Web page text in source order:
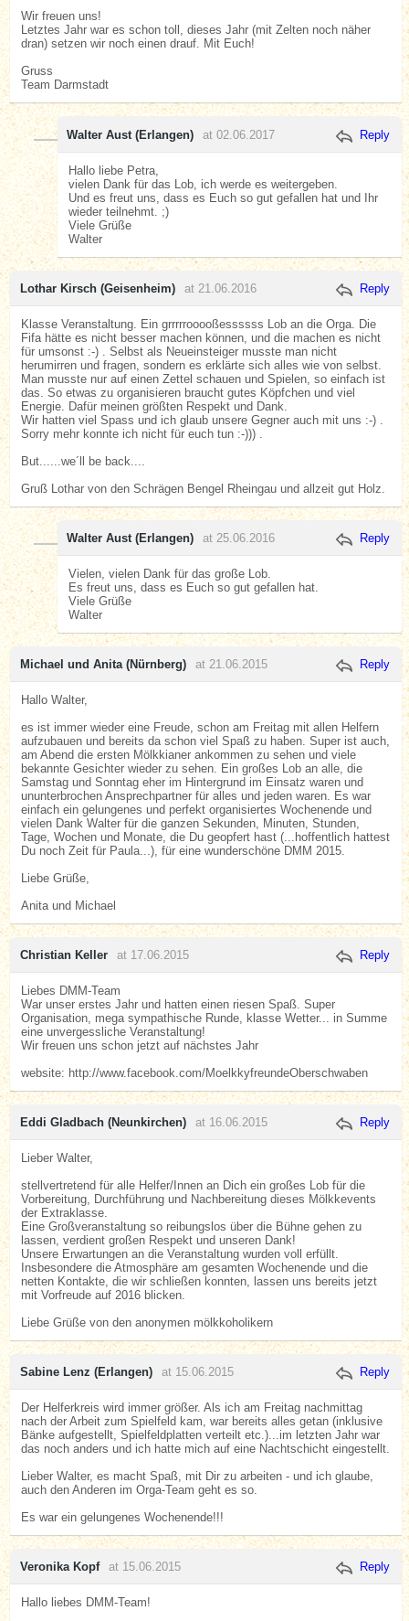
Wir freuen uns!
Letztes Jahr war es schon toll, dieses Jahr (mit Zelten noch näher
dran) setzen wir noch einen drauf. Mit Euch!
Gruss
Team Darmstadt
Walter Aust (Erlangen) at 02.06.2017 Reply
Hallo liebe Petra,
vielen Dank für das Lob, ich werde es weitergeben.
Und es freut uns, dass es Euch so gut gefallen hat und Ihr
wieder teilnehmt. ;)
Viele Grüße
Walter
Lothar Kirsch (Geisenheim) at 21.06.2016 Reply
Klasse Veranstaltung. Ein grrrrrooooßessssss Lob an die Orga. Die
Fifa hätte es nicht besser machen können, und die machen es nicht
für umsonst :-) . Selbst als Neueinsteiger musste man nicht
herumirren und fragen, sondern es erklärte sich alles wie von selbst.
Man musste nur auf einen Zettel schauen und Spielen, so einfach ist
das. So etwas zu organisieren braucht gutes Köpfchen und viel
Energie. Dafür meinen größten Respekt und Dank.
Wir hatten viel Spass und ich glaub unsere Gegner auch mit uns :-) .
Sorry mehr konnte ich nicht für euch tun :-))) .
But......we´ll be back....
Gruß Lothar von den Schrägen Bengel Rheingau und allzeit gut Holz.
Walter Aust (Erlangen) at 25.06.2016 Reply
Vielen, vielen Dank für das große Lob.
Es freut uns, dass es Euch so gut gefallen hat.
Viele Grüße
Walter
Michael und Anita (Nürnberg) at 21.06.2015 Reply
Hallo Walter,
es ist immer wieder eine Freude, schon am Freitag mit allen Helfern
aufzubauen und bereits da schon viel Spaß zu haben. Super ist auch,
am Abend die ersten Mölkkianer ankommen zu sehen und viele
bekannte Gesichter wieder zu sehen. Ein großes Lob an alle, die
Samstag und Sonntag eher im Hintergrund im Einsatz waren und
ununterbrochen Ansprechpartner für alles und jeden waren. Es war
einfach ein gelungenes und perfekt organisiertes Wochenende und
vielen Dank Walter für die ganzen Sekunden, Minuten, Stunden,
Tage, Wochen und Monate, die Du geopfert hast (...hoffentlich hattest
Du noch Zeit für Paula...), für eine wunderschöne DMM 2015.
Liebe Grüße,
Anita und Michael
Christian Keller at 17.06.2015 Reply
Liebes DMM-Team
War unser erstes Jahr und hatten einen riesen Spaß. Super
Organisation, mega sympathische Runde, klasse Wetter... in Summe
eine unvergessliche Veranstaltung!
Wir freuen uns schon jetzt auf nächstes Jahr
website: http://www.facebook.com/MoelkkyfreundeOberschwaben
Eddi Gladbach (Neunkirchen) at 16.06.2015 Reply
Lieber Walter,
stellvertretend für alle Helfer/Innen an Dich ein großes Lob für die
Vorbereitung, Durchführung und Nachbereitung dieses Mölkkevents
der Extraklasse.
Eine Großveranstaltung so reibungslos über die Bühne gehen zu
lassen, verdient großen Respekt und unseren Dank!
Unsere Erwartungen an die Veranstaltung wurden voll erfüllt.
Insbesondere die Atmosphäre am gesamten Wochenende und die
netten Kontakte, die wir schließen konnten, lassen uns bereits jetzt
mit Vorfreude auf 2016 blicken.
Liebe Grüße von den anonymen mölkkoholikern
Sabine Lenz (Erlangen) at 15.06.2015 Reply
Der Helferkreis wird immer größer. Als ich am Freitag nachmittag
nach der Arbeit zum Spielfeld kam, war bereits alles getan (inklusive
Bänke aufgestellt, Spielfeldplatten verteilt etc.)...im letzten Jahr war
das noch anders und ich hatte mich auf eine Nachtschicht eingestellt.
Lieber Walter, es macht Spaß, mit Dir zu arbeiten - und ich glaube,
auch den Anderen im Orga-Team geht es so.
Es war ein gelungenes Wochenende!!!
Veronika Kopf at 15.06.2015 Reply
Hallo liebes DMM-Team!